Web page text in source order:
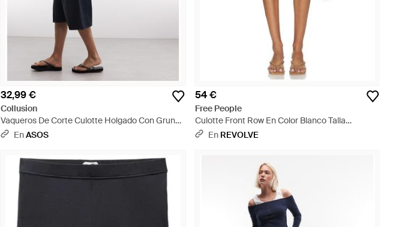
32,99 €
Collusion
Vaqueros De Corte Culotte Holgado Con Grunge
(Parte De Un Conjunto)-Azul Marino - Blanco
EnASOS
54 €
Free People
Culotte Front Row En Color Blanco Talla
(También En Xs, S, M, Xl) - Blanco
En REVOLVE